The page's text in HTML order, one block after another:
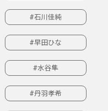
#石川佳純
#早田ひな
#水谷隼
#丹羽孝希